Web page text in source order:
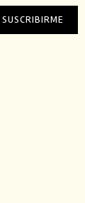
SUSCRIBIRME